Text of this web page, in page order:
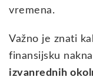
vremena.
Važno je znati
finansijsku
izvanrednih